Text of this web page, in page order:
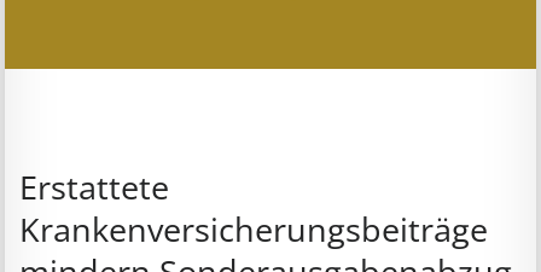
Erstattete
Krankenversicherungsbeiträge